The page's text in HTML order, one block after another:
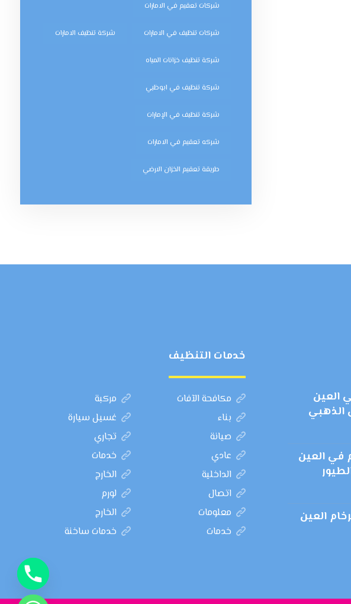
شركات تعقيم في الامارات
شركات تنظيف في الامارات شركة تنظيف الامارات
شركة تنظيف خزانات المياه
شركة تنظيف في ابوظبي
شركة تنظيف في الإمارات
شركه تعقيم في الامارات
طريقة تعقيم الخزان الارضي
العين
في العين
العين
خدمات التنظيف
مكافحة الآفات
مركبة
بناء
غسيل سيارة
صيانة
تجاري
عادي
خدمات
الداخلية
الخارج
اتصال
لورم
معلومات
الخارج
خدمات
خدمات ساخنة